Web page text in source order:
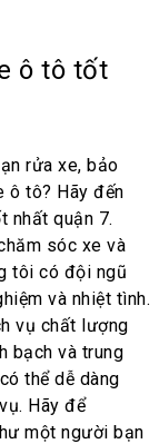
ô tô tốt
rửa xe, bảo
ô tô? Hãy đến
nhất quận 7.
sóc xe và
tôi có đội ngũ
và nhiệt tình.
vụ chất lượng
bạch và trung
thể dễ dàng
Hãy để
một người bạn